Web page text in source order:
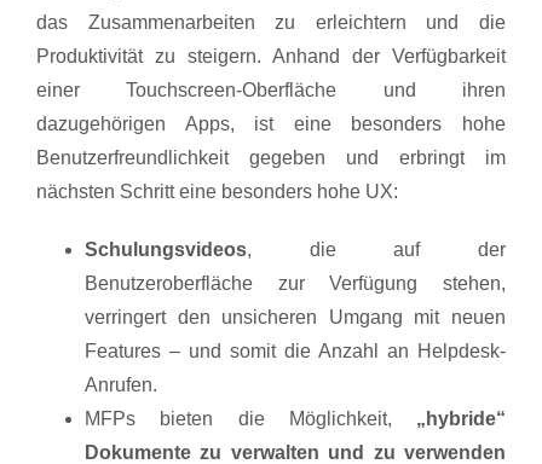
das Zusammenarbeiten zu erleichtern und die
Produktivität zu steigern. Anhand der Verfügbarkeit
einer Touchscreen-Oberfläche und ihren
dazugehörigen Apps, ist eine besonders hohe
Benutzerfreundlichkeit gegeben und erbringt im
nächsten Schritt eine besonders hohe UX:
Schulungsvideos, die auf der
Benutzeroberfläche zur Verfügung stehen,
verringert den unsicheren Umgang mit neuen
Features – und somit die Anzahl an Helpdesk-
Anrufen.
MFPs bieten die Möglichkeit, „hybride“
Dokumente zu verwalten und zu verwenden